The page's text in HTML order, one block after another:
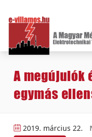
A megújulók
egymás
2019. március 22.